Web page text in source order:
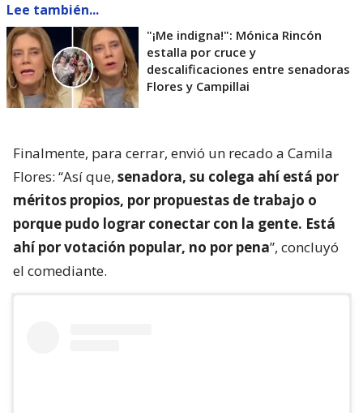
Lee también...
"¡Me indigna!": Mónica Rincón
estalla por cruce y
descalificaciones entre senadoras
Flores y Campillai
Finalmente, para cerrar, envió un recado a Camila
Flores: “Así que, senadora, su colega ahí está por
méritos propios, por propuestas de trabajo o
porque pudo lograr conectar con la gente. Está
ahí por votación popular, no por pena”, concluyó
el comediante.